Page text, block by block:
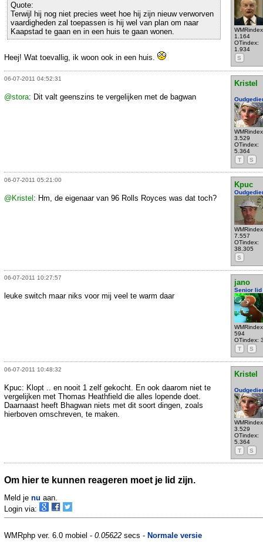
1.164
OTindex:
1.934
S
Quote:
Terwijl hij nog niet precies weet hoe hij zijn nieuw verworven
vaardigheden zal toepassen is hij wel van plan om naar
Kaapstad te gaan en in een huis te gaan wonen.
Heej! Wat toevallig, ik woon ook in een huis.
06-07-2011 04:52:31
Kristel
3.529
OTindex:
5.364
T
S
@stora: Dit valt geenszins te vergelijken met de bagwan
06-07-2011 05:21:00
Kpuc
7.557
OTindex:
38.305
S
@Kristel : Hm, de eigenaar van 96 Rolls Royces was dat toch?
06-07-2011 10:27:57
jano
Senior lid
594
OTindex:
T
S
leuke switch maar niks voor mij veel te warm daar
06-07-2011 10:48:32
Kristel
3.529
OTindex:
5.364
T
S
Kpuc: Klopt .. en nooit 1 zelf gekocht. En ook daarom niet te
vergelijken met Thomas Heathfield die alles lopende doet.
Daarnaast heeft Bhagwan niets met dit soort dingen, zoals
hierboven omschreven, te maken.
Om hier te kunnen reageren moet je lid zijn.
Meld je nu aan.
Login via:
WMRphp ver. 6.0 mobiel - 0.05622 secs - Normale versie